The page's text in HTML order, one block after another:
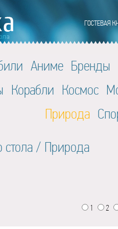
Аниме Бренды
Корабли Космос
Природа
/ Природа
1 2